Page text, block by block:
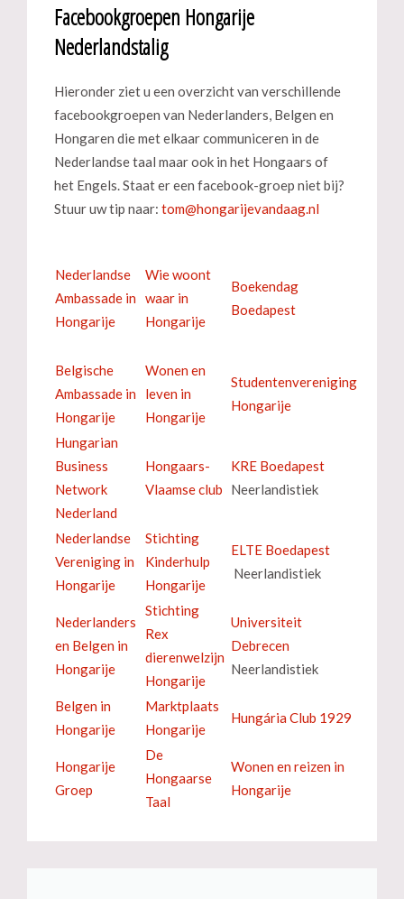
Facebookgroepen Hongarije
Nederlandstalig
Hieronder ziet u een overzicht van verschillende
facebookgroepen van Nederlanders, Belgen en
Hongaren die met elkaar communiceren in de
Nederlandse taal maar ook in het Hongaars of
het Engels. Staat er een facebook-groep niet bij?
Stuur uw tip naar:
Nederlandse
Ambassade in
Hongarije
Wie woont
waar in
Hongarije
Boekendag
Boedapest
Belgische
Ambassade in
Hongarije
Wonen en
leven in
Hongarije
Studentenvereniging
Hongarije
Hungarian
Business
Network
Nederland
Hongaars-
Vlaamse club
KRE Boedapest
Neerlandistiek
Nederlandse
Vereniging in
Hongarije
Stichting
Kinderhulp
Hongarije
ELTE Boedapest
Neerlandistiek
Nederlanders
en Belgen in
Hongarije
Stichting
Rex
dierenwelzijn
Hongarije
Universiteit
Debrecen
Neerlandistiek
Belgen in
Hongarije
Marktplaats
Hongarije
Hungária Club 1929
Hongarije
Groep
De
Hongaarse
Taal
Wonen en reizen in
Hongarije